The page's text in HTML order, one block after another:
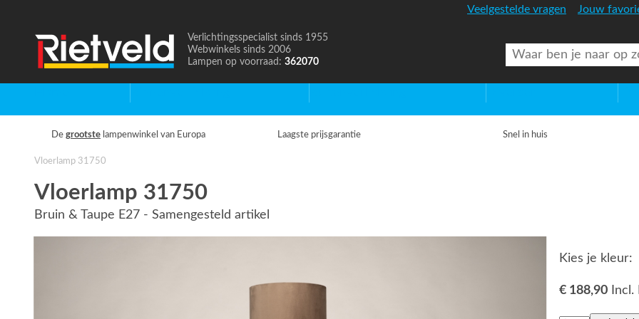
Veelgestelde vragen Jouw
Naar
de
Verlichtingsspecialist sinds 1955
Webwinkels sinds 2006
Lampen op voorraad: 362070
De grootste lampenwinkel van Europa Laagste prijsgarantie Snel in huis
Vloerlamp 31750
Vloerlamp 31750
Bruin & Taupe E27 - Samengesteld artikel
Kies je kleur:
€ 188,90